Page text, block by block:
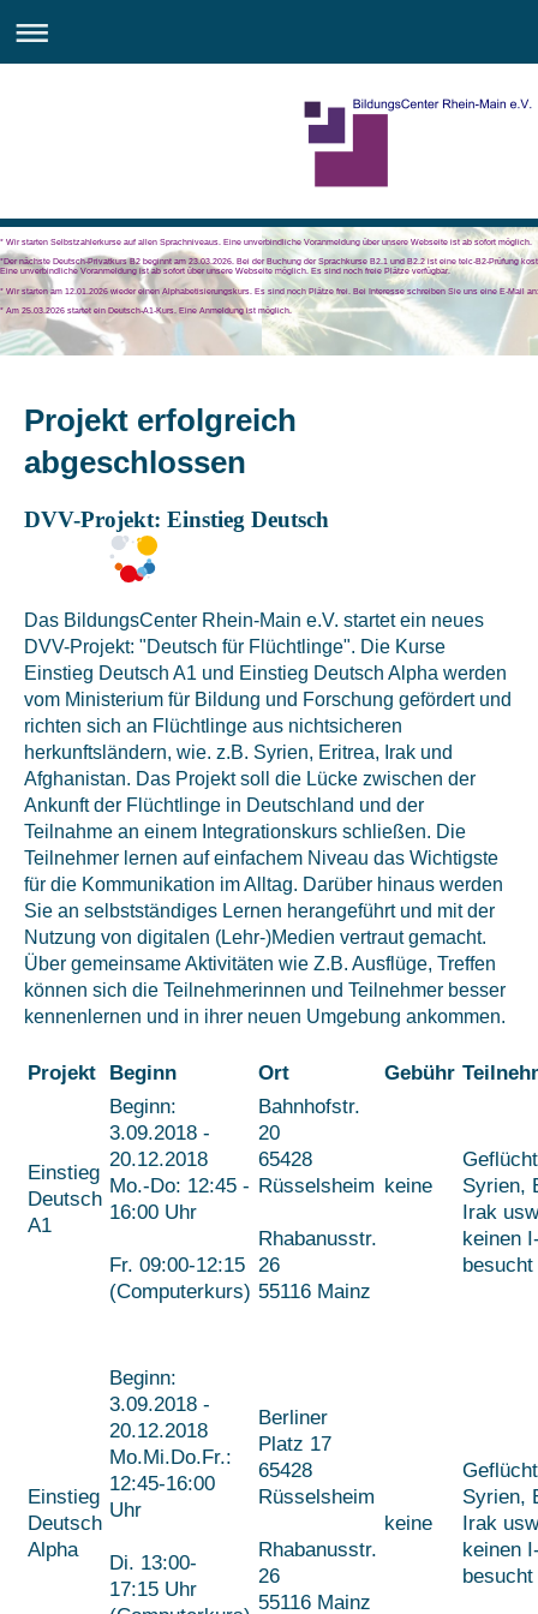
* Wir starten Selbstzahlerkurse auf allen Sprachniveaus. Eine unverbindliche Voranmeldung über unsere Webseite ist ab sofort möglich.
*Der nächste Deutsch-Privatkurs B2 beginnt am 23.03.2026. Bei der Buchung der Sprachkurse B2.1 und B2.2 ist eine telc-B2-Prüfung
Eine unverbindliche Voranmeldung ist ab sofort über unsere Webseite möglich. Es sind noch freie Plätze verfügbar.
* Wir starten am 12.01.2026 wieder einen Alphabetisierungskurs. Es sind noch Plätze frei. Bei Interesse schreiben Sie uns eine E-Mail
* Am 25.03.2026 startet ein Deutsch-A1-Kurs. Eine Anmeldung ist möglich.
Projekt erfolgreich
abgeschlossen
DVV-Projekt: Einstieg Deutsch
Das BildungsCenter Rhein-Main e.V. startet ein neues
DVV-Projekt: "Deutsch für Flüchtlinge". Die Kurse
Einstieg Deutsch A1 und Einstieg Deutsch Alpha werden
vom Ministerium für Bildung und Forschung gefördert und
richten sich an Flüchtlinge aus nichtsicheren
herkunftsländern, wie. z.B. Syrien, Eritrea, Irak und
Afghanistan. Das Projekt soll die Lücke zwischen der
Ankunft der Flüchtlinge in Deutschland und der
Teilnahme an einem Integrationskurs schließen. Die
Teilnehmer lernen auf einfachem Niveau das Wichtigste
für die Kommunikation im Alltag. Darüber hinaus werden
Sie an selbstständiges Lernen herangeführt und mit der
Nutzung von digitalen (Lehr-)Medien vertraut gemacht.
Über gemeinsame Aktivitäten wie Z.B. Ausflüge, Treffen
können sich die Teilnehmerinnen und Teilnehmer besser
kennenlernen und in ihrer neuen Umgebung ankommen.
Projekt Beginn Ort Gebühr
Einstieg
Deutsch
A1
Beginn:
3.09.2018 -
20.12.2018
Mo.-Do: 12:45 -
16:00 Uhr
Fr. 09:00-12:15
(Computerkurs)
Bahnhofstr.
20
65428
Rüsselsheim
Rhabanusstr.
26
55116 Mainz
keine
Syrien,
Irak
keinen
Einstieg
Deutsch
Alpha
Beginn:
3.09.2018 -
20.12.2018
Mo.Mi.Do.Fr.:
12:45-16:00
Uhr
Di. 13:00-
17:15 Uhr
Berliner
Platz 17
65428
Rüsselsheim
Rhabanusstr.
26
55116 Mainz
keine
Syrien,
Irak
keinen
besucht